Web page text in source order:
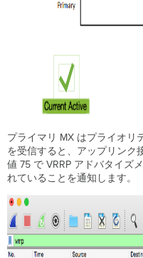
プライマリ MX はプライオリ
を受信すると、アップリンク
値 75 で VRRP アドバタイズ
れていることを通知します。